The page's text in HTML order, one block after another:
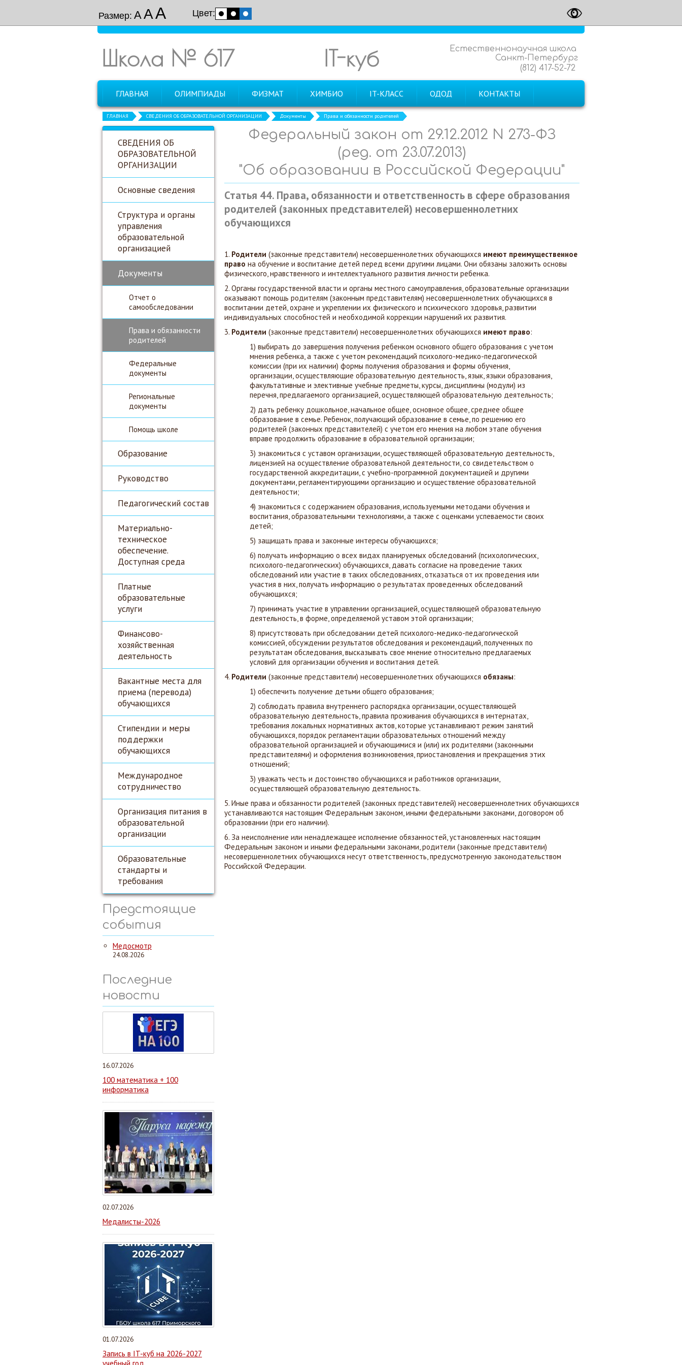
Размер: ААА Цвет:
Школа № 617
Естественнонаучная школа
Санкт-Петербург
(812) 417-52-72
IT-куб
ГЛАВНАЯ ОЛИМПИАДЫ ФИЗМАТ ХИМБИО IT-КЛАСС ОДОД КОНТАКТЫ
ГЛАВНАЯ СВЕДЕНИЯ ОБ ОБРАЗОВАТЕЛЬНОЙ ОРГАНИЗАЦИИ Документы Права и обязанности родителей
СВЕДЕНИЯ ОБ
ОБРАЗОВАТЕЛЬНОЙ
ОРГАНИЗАЦИИ
Основные сведения
Структура и органы
управления
образовательной
организацией
Документы
Отчет о
самообследовании
Права и обязанности
родителей
Федеральные
документы
Региональные
документы
Помощь школе
Образование
Руководство
Педагогический состав
Материально-
техническое
обеспечение.
Доступная среда
Платные
образовательные
услуги
Финансово-
хозяйственная
деятельность
Вакантные места для
приема (перевода)
обучающихся
Стипендии и меры
поддержки
обучающихся
Международное
сотрудничество
Организация питания в
образовательной
организации
Образовательные
стандарты и
требования
Предстоящие
события
Медосмотр
24.08.2026
Последние
новости
16.07.2026
100 математика + 100
информатика
02.07.2026
Медалисты-2026
01.07.2026
Запись в IT-куб на 2026-2027
Федеральный закон от 29.12.2012 N 273-ФЗ
(ред. от 23.07.2013)
"Об образовании в Российской Федерации"
Статья 44. Права, обязанности и ответственность в сфере образования
родителей (законных представителей) несовершеннолетних
обучающихся
1. Родители (законные представители) несовершеннолетних обучающихся имеют преимущественное
право на обучение и воспитание детей перед всеми другими лицами. Они обязаны заложить основы
физического, нравственного и интеллектуального развития личности ребенка.
2. Органы государственной власти и органы местного самоуправления, образовательные организации
оказывают помощь родителям (законным представителям) несовершеннолетних обучающихся в
воспитании детей, охране и укреплении их физического и психического здоровья, развитии
индивидуальных способностей и необходимой коррекции нарушений их развития.
3. Родители (законные представители) несовершеннолетних обучающихся имеют право:
1) выбирать до завершения получения ребенком основного общего образования с учетом
мнения ребенка, а также с учетом рекомендаций психолого-медико-педагогической
комиссии (при их наличии) формы получения образования и формы обучения,
организации, осуществляющие образовательную деятельность, язык, языки образования,
факультативные и элективные учебные предметы, курсы, дисциплины (модули) из
перечня, предлагаемого организацией, осуществляющей образовательную деятельность;
2) дать ребенку дошкольное, начальное общее, основное общее, среднее общее
образование в семье. Ребенок, получающий образование в семье, по решению его
родителей (законных представителей) с учетом его мнения на любом этапе обучения
вправе продолжить образование в образовательной организации;
3) знакомиться с уставом организации, осуществляющей образовательную деятельность,
лицензией на осуществление образовательной деятельности, со свидетельством о
государственной аккредитации, с учебно-программной документацией и другими
документами, регламентирующими организацию и осуществление образовательной
деятельности;
4) знакомиться с содержанием образования, используемыми методами обучения и
воспитания, образовательными технологиями, а также с оценками успеваемости своих
детей;
5) защищать права и законные интересы обучающихся;
6) получать информацию о всех видах планируемых обследований (психологических,
психолого-педагогических) обучающихся, давать согласие на проведение таких
обследований или участие в таких обследованиях, отказаться от их проведения или
участия в них, получать информацию о результатах проведенных обследований
обучающихся;
7) принимать участие в управлении организацией, осуществляющей образовательную
деятельность, в форме, определяемой уставом этой организации;
8) присутствовать при обследовании детей психолого-медико-педагогической
комиссией, обсуждении результатов обследования и рекомендаций, полученных по
результатам обследования, высказывать свое мнение относительно предлагаемых
условий для организации обучения и воспитания детей.
4. Родители (законные представители) несовершеннолетних обучающихся обязаны:
1) обеспечить получение детьми общего образования;
2) соблюдать правила внутреннего распорядка организации, осуществляющей
образовательную деятельность, правила проживания обучающихся в интернатах,
требования локальных нормативных актов, которые устанавливают режим занятий
обучающихся, порядок регламентации образовательных отношений между
образовательной организацией и обучающимися и (или) их родителями (законными
представителями) и оформления возникновения, приостановления и прекращения этих
отношений;
3) уважать честь и достоинство обучающихся и работников организации,
осуществляющей образовательную деятельность.
5. Иные права и обязанности родителей (законных представителей) несовершеннолетних обучающихся
устанавливаются настоящим Федеральным законом, иными федеральными законами, договором об
образовании (при его наличии).
6. За неисполнение или ненадлежащее исполнение обязанностей, установленных настоящим
Федеральным законом и иными федеральными законами, родители (законные представители)
несовершеннолетних обучающихся несут ответственность, предусмотренную законодательством
Российской Федерации.